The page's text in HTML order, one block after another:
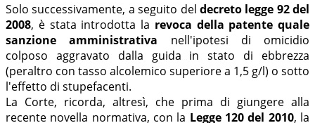
Solo successivamente, a seguito del decreto legge 92 del
2008, è stata introdotta la revoca della patente quale
sanzione amministrativa nell'ipotesi di omicidio
colposo aggravato dalla guida in stato di ebbrezza
(peraltro con tasso alcolemico superiore a 1,5 g/l) o sotto
l'effetto di stupefacenti.
La Corte, ricorda, altresì, che prima di giungere alla
recente novella normativa, con la Legge 120 del 2010, la